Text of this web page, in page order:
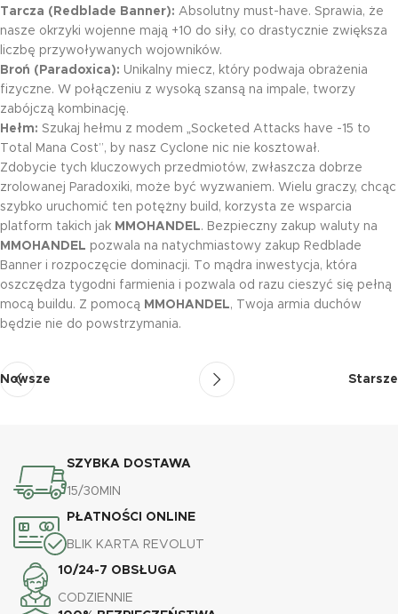
Tarcza (Redblade Banner): Absolutny must-have. Sprawia, że
nasze okrzyki wojenne mają +10 do siły, co drastycznie zwiększa
liczbę przywoływanych wojowników.
Broń (Paradoxica): Unikalny miecz, który podwaja obrażenia
fizyczne. W połączeniu z wysoką szansą na impale, tworzy
zabójczą kombinację.
Hełm: Szukaj hełmu z modem „Socketed Attacks have -15 to
Total Mana Cost”, by nasz Cyclone nic nie kosztował.
Zdobycie tych kluczowych przedmiotów, zwłaszcza dobrze
zrolowanej Paradoxiki, może być wyzwaniem. Wielu graczy, chcąc
szybko uruchomić ten potężny build, korzysta ze wsparcia
platform takich jak MMOHANDEL. Bezpieczny zakup waluty na
MMOHANDEL pozwala na natychmiastowy zakup Redblade
Banner i rozpoczęcie dominacji. To mądra inwestycja, która
oszczędza tygodni farmienia i pozwala od razu cieszyć się pełną
mocą buildu. Z pomocą MMOHANDEL, Twoja armia duchów
będzie nie do powstrzymania.
Nowsze Starsze
SZYBKA DOSTAWA
15/30MIN
PŁATNOŚCI ONLINE
BLIK KARTA REVOLUT
10/24-7 OBSŁUGA
CODZIENNIE